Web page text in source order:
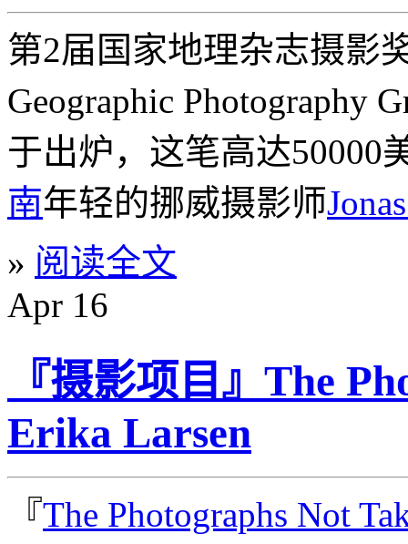
第2届国家地理杂志摄影
Geographic Photography
于出炉，这笔高达50000
南年轻的挪威摄影师
» 阅读全文
Apr 16
『摄影项目』The
Erika Larsen
『The Photographs Not